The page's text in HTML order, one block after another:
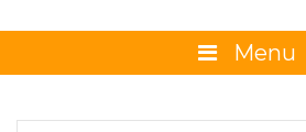
Menu